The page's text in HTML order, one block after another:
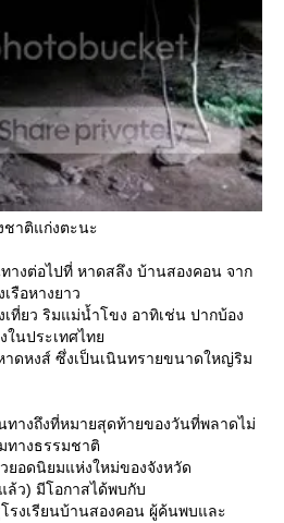
ชาติแก่งตะนะ
างต่อไปที่ หาดสลึง บ้านสองคอน จาก
รือหางยาว
ที่ยว ริมแม่น้ำโขง อาทิเช่น ปากบ้อง
ในประเทศไท
าดหงส์ ซึ่งเป็นเนินทรายขนาดใหญ่ริม
ทางถึงที่หมายสุดท้ายของวันที่พลาดไม่
ทางธรรมชาติ
ยอดนิยมแห่งใหม่ของจังหวัด
ล้ว) มีโอกาสได้พบกับ
รงเรียนบ้านสองคอน ผู้ค้นพบและ